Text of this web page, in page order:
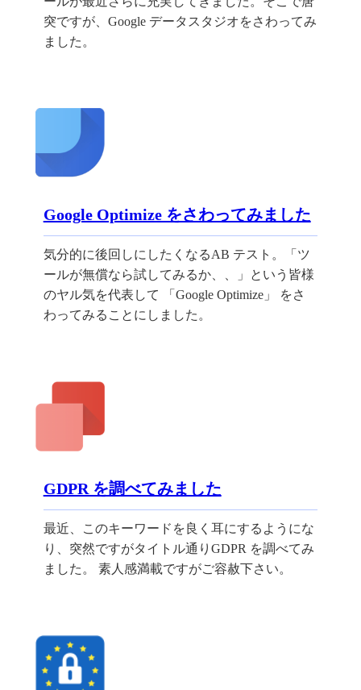
突ですが、Google データスタジオをさわってみ
ました。
Google Optimize をさわってみました
気分的に後回しにしたくなるAB テスト。「ツ
ールが無償なら試してみるか、、」という皆様
のヤル気を代表して 「Google Optimize」 をさ
わってみることにしました。
GDPR を調べてみました
最近、このキーワードを良く耳にするようにな
り、突然ですがタイトル通りGDPR を調べてみ
ました。 素人感満載ですがご容赦下さい。